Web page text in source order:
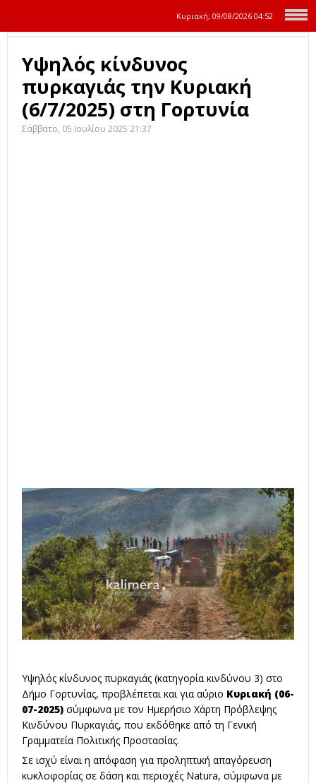
Κυριακή, 09/08/2026 04:52
Υψηλός κίνδυνος
πυρκαγιάς την Κυριακή
(6/7/2025) στη Γορτυνία
Σάββατο, 05 Ιουλίου 2025 21:37
Υψηλός κίνδυνος πυρκαγιάς (κατηγορία κινδύνου 3) στο
Δήμο Γορτυνίας, προβλέπεται και για αύριο Κυριακή (06-
07-2025) σύμφωνα με τον Ημερήσιο Χάρτη Πρόβλεψης
Κινδύνου Πυρκαγιάς, που εκδόθηκε από τη Γενική
Γραμματεία Πολιτικής Προστασίας.
Σε ισχύ είναι η απόφαση για προληπτική απαγόρευση
κυκλοφορίας σε δάση και περιοχές Natura, σύμφωνα με